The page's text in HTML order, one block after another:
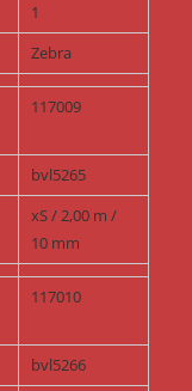
1
Zebra
117009
bvl5265
xS / 2,00 m /
10 mm
117010
bvl5266